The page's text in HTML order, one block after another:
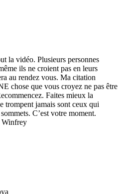
la vidéo. Plusieurs personnes
ils ne croient pas en leurs
au rendez vous. Ma citation
chose que vous croyez ne pas être
Faites mieux la
trompent jamais sont ceux qui
C’est votre moment.
Winfrey